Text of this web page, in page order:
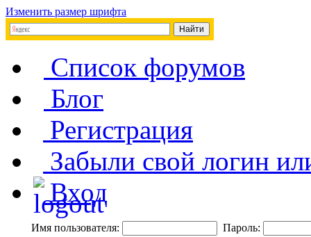
Изменить размер шрифта
Список форумов
Блог
Регистрация
Забыли свой логин
Вход
Имя пользователя: Пароль: